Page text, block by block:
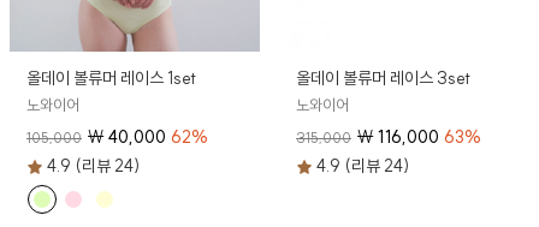
올데이 볼류머 레이스 1set
노와이어
105,000 ₩40,000 62%
4.9 (리뷰 24)
올데이 볼류머 레이스 3set
노와이어
315,000 ₩116,000 63%
4.9 (리뷰 24)